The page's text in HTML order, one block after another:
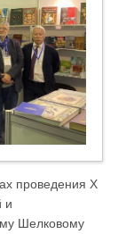
проведения X
и
Шелковому